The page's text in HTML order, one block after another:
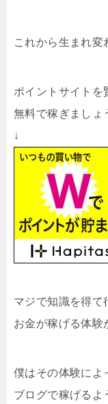
これから生まれ変
ポイントサイトを
無料で稼ぎましょ
↓
マジで知識を得て
お金が稼げる体験
僕はその体験によ
ブログで稼げるよ